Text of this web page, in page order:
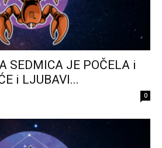
SEDMICA JE POČELA i
i LJUBAVI...
0